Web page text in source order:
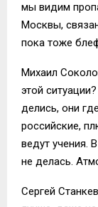
мы видим
Москвы,
пока тоже
Михаил
этой
делись, они
российские,
ведут учения.
не делась.
Сергей